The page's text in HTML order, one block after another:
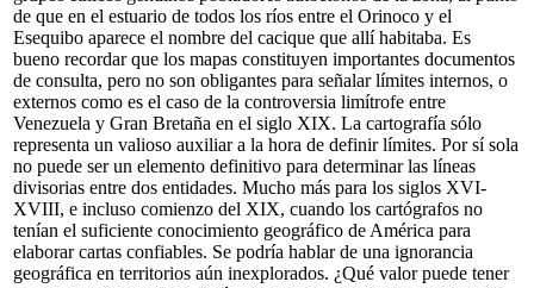
de que en el estuario de todos los ríos entre el Orinoco y el
Esequibo aparece el nombre del cacique que allí habitaba. Es
bueno recordar que los mapas constituyen importantes documentos
de consulta, pero no son obligantes para señalar límites internos, o
externos como es el caso de la controversia limítrofe entre
Venezuela y Gran Bretaña en el siglo XIX. La cartografía sólo
representa un valioso auxiliar a la hora de definir límites. Por sí sola
no puede ser un elemento definitivo para determinar las líneas
divisorias entre dos entidades. Mucho más para los siglos XVI-
XVIII, e incluso comienzo del XIX, cuando los cartógrafos no
tenían el suficiente conocimiento geográfico de América para
elaborar cartas confiables. Se podría hablar de una ignorancia
geográfica en territorios aún inexplorados. ¿Qué valor puede tener